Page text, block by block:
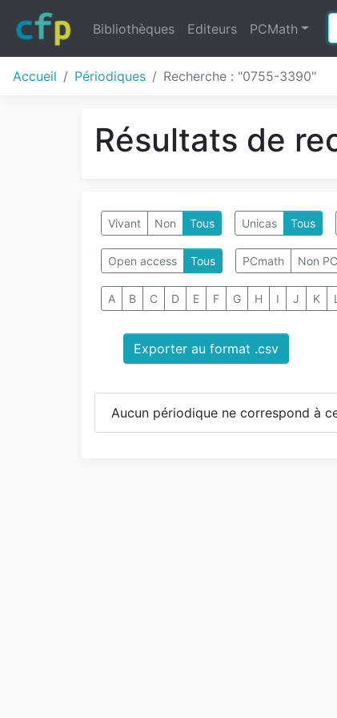
Bibliothèques Editeurs PCMath
Accueil Périodiques Recherche : "0755-3390"
Résultats de
Vivant Non Tous Unicas Tous
Open access Tous PCmath Non
A B C D E F G H I J K L
Exporter au format .csv
Aucun périodique ne correspond à